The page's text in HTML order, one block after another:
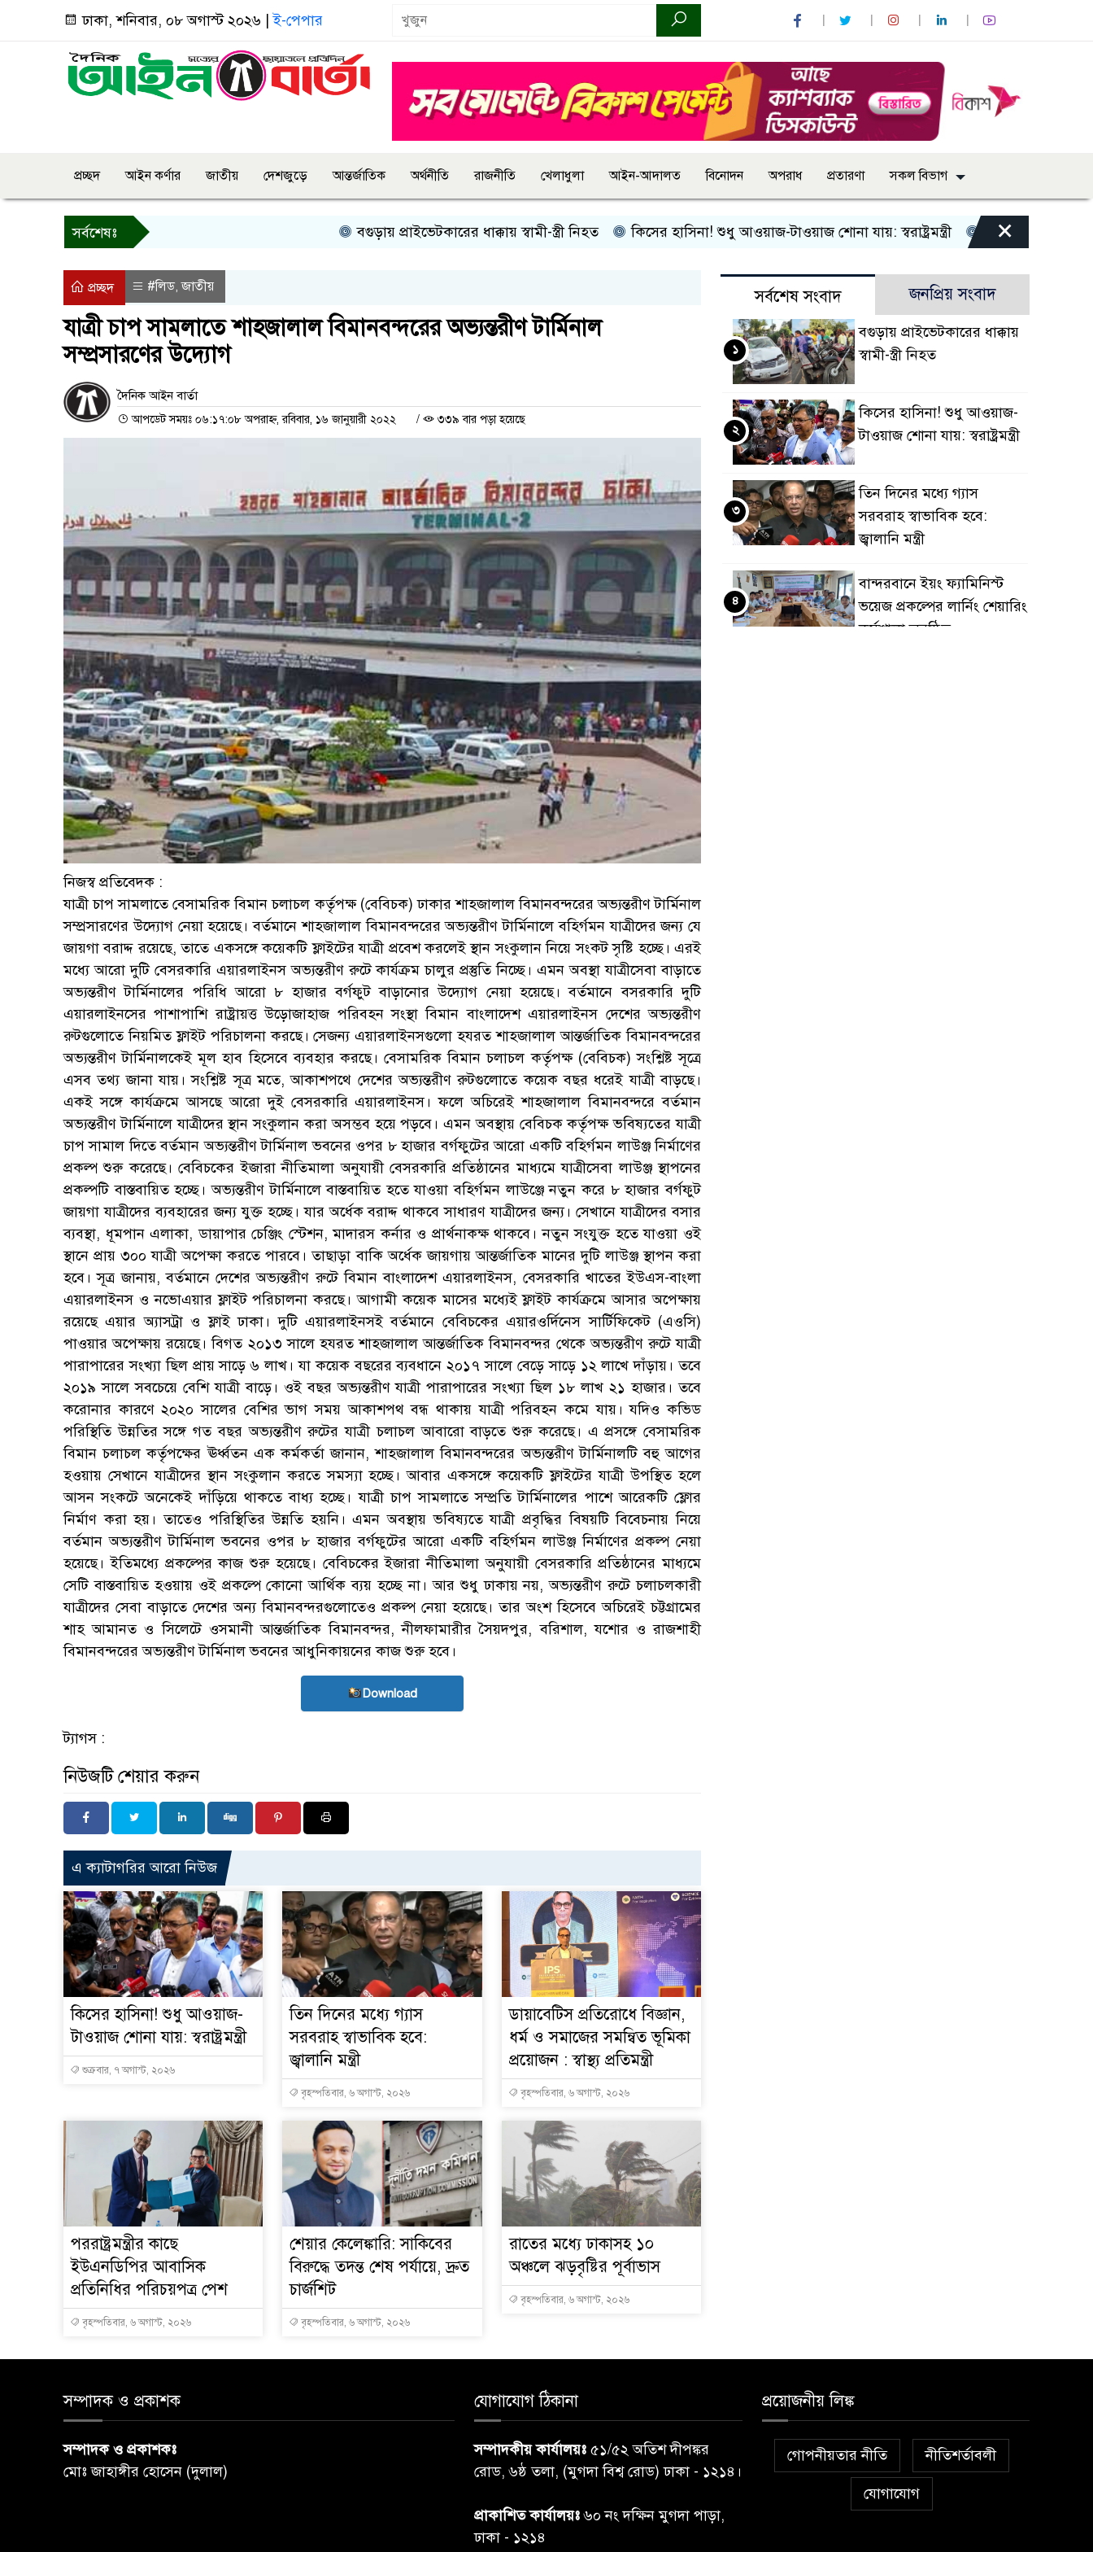
ঢাকা, শনিবার, ০৮ অগাস্ট ২০২৬ |ই-পেপার
প্রচ্ছদ আইন কর্ণার জাতীয় দেশজুড়ে আন্তর্জাতিক অর্থনীতি রাজনীতি খেলাধুলা আইন-আদালত বিনোদন অপরাধ প্রতারণা সকল বিভাগ
সর্বশেষঃ বগুড়ায় প্রাইভেটকারের ধাক্কায় স্বামী-স্ত্রী নিহত কিসের হাসিনা! শুধু আওয়াজ-টাওয়াজ শোনা যায়: স্বরাষ্ট্রমন্ত্রী তিন দিনের মধ্যে গ্যাস
×
প্রচ্ছদ #লিড,জাতীয়
যাত্রী চাপ সামলাতে শাহজালাল বিমানবন্দরের অভ্যন্তরীণ টার্মিনাল
সম্প্রসারণের উদ্যোগ
দৈনিক আইন বার্তা
আপডেট সময়ঃ ০৬:১৭:০৮ অপরাহ্ন, রবিবার, ১৬ জানুয়ারী ২০২২ / ৩৩৯ বার পড়া হয়েছে
নিজস্ব প্রতিবেদক :
যাত্রী চাপ সামলাতে বেসামরিক বিমান চলাচল কর্তৃপক্ষ (বেবিচক) ঢাকার শাহজালাল বিমানবন্দরের অভ্যন্তরীণ টার্মিনাল
সম্প্রসারণের উদ্যোগ নেয়া হয়েছে। বর্তমানে শাহজালাল বিমানবন্দরের অভ্যন্তরীণ টার্মিনালে বহির্গমন যাত্রীদের জন্য যে
জায়গা বরাদ্দ রয়েছে, তাতে একসঙ্গে কয়েকটি ফ্লাইটের যাত্রী প্রবেশ করলেই স্থান সংকুলান নিয়ে সংকট সৃষ্টি হচ্ছে। এরই
মধ্যে আরো দুটি বেসরকারি এয়ারলাইনস অভ্যন্তরীণ রুটে কার্যক্রম চালুর প্রস্তুতি নিচ্ছে। এমন অবস্থা যাত্রীসেবা বাড়াতে
অভ্যন্তরীণ টার্মিনালের পরিধি আরো ৮ হাজার বর্গফুট বাড়ানোর উদ্যোগ নেয়া হয়েছে। বর্তমানে বসরকারি দুটি
এয়ারলাইনসের পাশাপাশি রাষ্ট্রায়ত্ত উড়োজাহাজ পরিবহন সংস্থা বিমান বাংলাদেশ এয়ারলাইনস দেশের অভ্যন্তরীণ
রুটগুলোতে নিয়মিত ফ্লাইট পরিচালনা করছে। সেজন্য এয়ারলাইনসগুলো হযরত শাহজালাল আন্তর্জাতিক বিমানবন্দরের
অভ্যন্তরীণ টার্মিনালকেই মূল হাব হিসেবে ব্যবহার করছে। বেসামরিক বিমান চলাচল কর্তৃপক্ষ (বেবিচক) সংশ্লিষ্ট সূত্রে
এসব তথ্য জানা যায়। সংশ্লিষ্ট সূত্র মতে, আকাশপথে দেশের অভ্যন্তরীণ রুটগুলোতে কয়েক বছর ধরেই যাত্রী বাড়ছে।
একই সঙ্গে কার্যক্রমে আসছে আরো দুই বেসরকারি এয়ারলাইনস। ফলে অচিরেই শাহজালাল বিমানবন্দরে বর্তমান
অভ্যন্তরীণ টার্মিনালে যাত্রীদের স্থান সংকুলান করা অসম্ভব হয়ে পড়বে। এমন অবস্থায় বেবিচক কর্তৃপক্ষ ভবিষ্যতের যাত্রী
চাপ সামাল দিতে বর্তমান অভ্যন্তরীণ টার্মিনাল ভবনের ওপর ৮ হাজার বর্গফুটের আরো একটি বহির্গমন লাউঞ্জ নির্মাণের
প্রকল্প শুরু করেছে। বেবিচকের ইজারা নীতিমালা অনুযায়ী বেসরকারি প্রতিষ্ঠানের মাধ্যমে যাত্রীসেবা লাউঞ্জ স্থাপনের
প্রকল্পটি বাস্তবায়িত হচ্ছে। অভ্যন্তরীণ টার্মিনালে বাস্তবায়িত হতে যাওয়া বহির্গমন লাউঞ্জে নতুন করে ৮ হাজার বর্গফুট
জায়গা যাত্রীদের ব্যবহারের জন্য যুক্ত হচ্ছে। যার অর্ধেক বরাদ্দ থাকবে সাধারণ যাত্রীদের জন্য। সেখানে যাত্রীদের বসার
ব্যবস্থা, ধূমপান এলাকা, ডায়াপার চেঞ্জিং স্টেশন, মাদারস কর্নার ও প্রার্থনাকক্ষ থাকবে। নতুন সংযুক্ত হতে যাওয়া ওই
স্থানে প্রায় ৩০০ যাত্রী অপেক্ষা করতে পারবে। তাছাড়া বাকি অর্ধেক জায়গায় আন্তর্জাতিক মানের দুটি লাউঞ্জ স্থাপন করা
হবে। সূত্র জানায়, বর্তমানে দেশের অভ্যন্তরীণ রুটে বিমান বাংলাদেশ এয়ারলাইনস, বেসরকারি খাতের ইউএস-বাংলা
এয়ারলাইনস ও নভোএয়ার ফ্লাইট পরিচালনা করছে। আগামী কয়েক মাসের মধ্যেই ফ্লাইট কার্যক্রমে আসার অপেক্ষায়
রয়েছে এয়ার অ্যাসট্রা ও ফ্লাই ঢাকা। দুটি এয়ারলাইনসই বর্তমানে বেবিচকের এয়ারওর্দিনেস সার্টিফিকেট (এওসি)
পাওয়ার অপেক্ষায় রয়েছে। বিগত ২০১৩ সালে হযরত শাহজালাল আন্তর্জাতিক বিমানবন্দর থেকে অভ্যন্তরীণ রুটে যাত্রী
পারাপারের সংখ্যা ছিল প্রায় সাড়ে ৬ লাখ। যা কয়েক বছরের ব্যবধানে ২০১৭ সালে বেড়ে সাড়ে ১২ লাখে দাঁড়ায়। তবে
২০১৯ সালে সবচেয়ে বেশি যাত্রী বাড়ে। ওই বছর অভ্যন্তরীণ যাত্রী পারাপারের সংখ্যা ছিল ১৮ লাখ ২১ হাজার। তবে
করোনার কারণে ২০২০ সালের বেশির ভাগ সময় আকাশপথ বন্ধ থাকায় যাত্রী পরিবহন কমে যায়। যদিও কভিড
পরিস্থিতি উন্নতির সঙ্গে গত বছর অভ্যন্তরীণ রুটের যাত্রী চলাচল আবারো বাড়তে শুরু করেছে। এ প্রসঙ্গে বেসামরিক
বিমান চলাচল কর্তৃপক্ষের ঊর্ধ্বতন এক কর্মকর্তা জানান, শাহজালাল বিমানবন্দরের অভ্যন্তরীণ টার্মিনালটি বহু আগের
হওয়ায় সেখানে যাত্রীদের স্থান সংকুলান করতে সমস্যা হচ্ছে। আবার একসঙ্গে কয়েকটি ফ্লাইটের যাত্রী উপস্থিত হলে
আসন সংকটে অনেকেই দাঁড়িয়ে থাকতে বাধ্য হচ্ছে। যাত্রী চাপ সামলাতে সম্প্রতি টার্মিনালের পাশে আরেকটি ফ্লোর
নির্মাণ করা হয়। তাতেও পরিস্থিতির উন্নতি হয়নি। এমন অবস্থায় ভবিষ্যতে যাত্রী প্রবৃদ্ধির বিষয়টি বিবেচনায় নিয়ে
বর্তমান অভ্যন্তরীণ টার্মিনাল ভবনের ওপর ৮ হাজার বর্গফুটের আরো একটি বহির্গমন লাউঞ্জ নির্মাণের প্রকল্প নেয়া
হয়েছে। ইতিমধ্যে প্রকল্পের কাজ শুরু হয়েছে। বেবিচকের ইজারা নীতিমালা অনুযায়ী বেসরকারি প্রতিষ্ঠানের মাধ্যমে
সেটি বাস্তবায়িত হওয়ায় ওই প্রকল্পে কোনো আর্থিক ব্যয় হচ্ছে না। আর শুধু ঢাকায় নয়, অভ্যন্তরীণ রুটে চলাচলকারী
যাত্রীদের সেবা বাড়াতে দেশের অন্য বিমানবন্দরগুলোতেও প্রকল্প নেয়া হয়েছে। তার অংশ হিসেবে অচিরেই চট্টগ্রামের
শাহ আমানত ও সিলেটে ওসমানী আন্তর্জাতিক বিমানবন্দর, নীলফামারীর সৈয়দপুর, বরিশাল, যশোর ও রাজশাহী
বিমানবন্দরের অভ্যন্তরীণ টার্মিনাল ভবনের আধুনিকায়নের কাজ শুরু হবে।
Download
ট্যাগস :
নিউজটি শেয়ার করুন
এ ক্যাটাগরির আরো নিউজ
কিসের হাসিনা! শুধু আওয়াজ-
টাওয়াজ শোনা যায়: স্বরাষ্ট্রমন্ত্রী
শুক্রবার, ৭ অগাস্ট, ২০২৬
তিন দিনের মধ্যে গ্যাস
সরবরাহ স্বাভাবিক হবে:
জ্বালানি মন্ত্রী
বৃহস্পতিবার, ৬ অগাস্ট, ২০২৬
ডায়াবেটিস প্রতিরোধে বিজ্ঞান,
ধর্ম ও সমাজের সমন্বিত ভূমিকা
প্রয়োজন : স্বাস্থ্য প্রতিমন্ত্রী
বৃহস্পতিবার, ৬ অগাস্ট, ২০২৬
পররাষ্ট্রমন্ত্রীর কা‌ছে
ইউএনডিপির আবাসিক
প্রতিনিধির পরিচয়পত্র পেশ
বৃহস্পতিবার, ৬ অগাস্ট, ২০২৬
শেয়ার কেলেঙ্কারি: সাকিবের
বিরুদ্ধে তদন্ত শেষ পর্যায়ে, দ্রুত
চার্জশিট
বৃহস্পতিবার, ৬ অগাস্ট, ২০২৬
রাতের মধ্যে ঢাকাসহ ১০
অঞ্চলে ঝড়বৃষ্টির পূর্বাভাস
বৃহস্পতিবার, ৬ অগাস্ট, ২০২৬
সর্বশেষ সংবাদ জনপ্রিয় সংবাদ
বগুড়ায় প্রাইভেটকারের ধাক্কায়
স্বামী-স্ত্রী নিহত
১
কিসের হাসিনা! শুধু আওয়াজ-
টাওয়াজ শোনা যায়: স্বরাষ্ট্রমন্ত্রী
২
তিন দিনের মধ্যে গ্যাস
সরবরাহ স্বাভাবিক হবে:
জ্বালানি মন্ত্রী
৩
বান্দরবানে ইয়ং ফ্যামিনিস্ট
ভয়েজ প্রকল্পের লার্নিং শেয়ারিং
কর্মশালা অনুষ্ঠিত
৪
সম্পাদক ও প্রকাশক
সম্পাদক ও প্রকাশকঃ
মোঃ জাহাঙ্গীর হোসেন (দুলাল)
যোগাযোগ ঠিকানা
সম্পাদকীয় কার্যালয়ঃ ৫১/৫২ অতিশ দীপঙ্কর
রোড, ৬ষ্ঠ তলা, (মুগদা বিশ্ব রোড) ঢাকা - ১২১৪।
প্রাকাশিত কার্যালয়ঃ৬০ নং দক্ষিন মুগদা পাড়া,
ঢাকা - ১২১৪
প্রয়োজনীয় লিঙ্ক
গোপনীয়তার নীতি নীতিশর্তাবলী
যোগাযোগ